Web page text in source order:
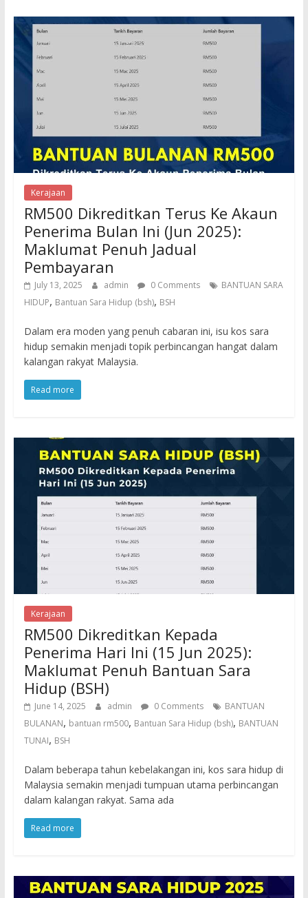
Kerajaan
RM500 Dikreditkan Terus Ke Akaun
Penerima Bulan Ini (Jun 2025):
Maklumat Penuh Jadual
Pembayaran
July 13, 2025 admin 0 Comments
BANTUAN SARA
HIDUP, Bantuan Sara Hidup (bsh), BSH
Dalam era moden yang penuh cabaran ini, isu kos sara
hidup semakin menjadi topik perbincangan hangat dalam
kalangan rakyat Malaysia.
Read more
Kerajaan
RM500 Dikreditkan Kepada
Penerima Hari Ini (15 Jun 2025):
Maklumat Penuh Bantuan Sara
Hidup (BSH)
June 14, 2025 admin 0 Comments
BANTUAN
BULANAN, bantuan rm500, Bantuan Sara Hidup (bsh), BANTUAN
TUNAI, BSH
Dalam beberapa tahun kebelakangan ini, kos sara hidup di
Malaysia semakin menjadi tumpuan utama perbincangan
dalam kalangan rakyat. Sama ada
Read more